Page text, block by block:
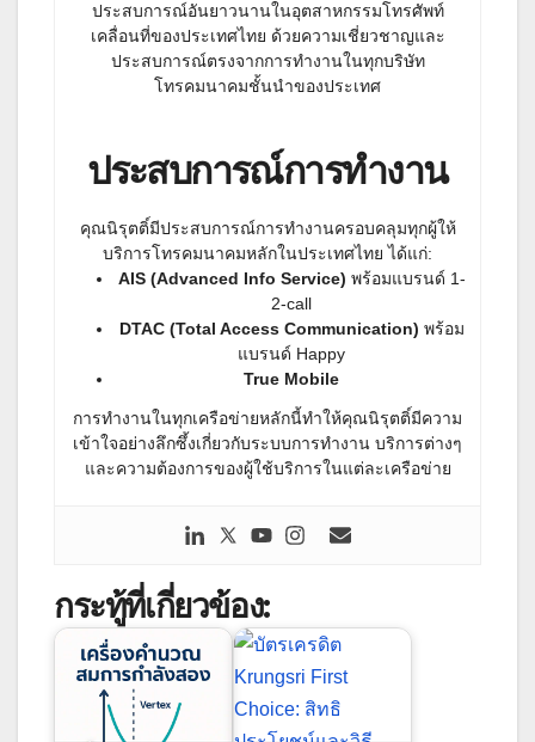
ประสบการณ์อันยาวนานในอุตสาหกรรมโทรศัพท์
เคลื่อนที่ของประเทศไทย ด้วยความเชี่ยวชาญและ
ประสบการณ์ตรงจากการทำงานในทุกบริษัท
โทรคมนาคมชั้นนำของประเทศ
ประสบการณ์การทำงาน
คุณนิรุตติ์มีประสบการณ์การทำงานครอบคลุมทุกผู้ให้
บริการโทรคมนาคมหลักในประเทศไทย ได้แก่:
AIS (Advanced Info Service) พร้อมแบรนด์ 1-
2-call
DTAC (Total Access Communication) พร้อม
แบรนด์ Happy
True Mobile
การทำงานในทุกเครือข่ายหลักนี้ทำให้คุณนิรุตติ์มีความ
เข้าใจอย่างลึกซึ้งเกี่ยวกับระบบการทำงาน บริการต่างๆ
และความต้องการของผู้ใช้บริการในแต่ละเครือข่าย
กระทู้ที่เกี่ยวข้อง: